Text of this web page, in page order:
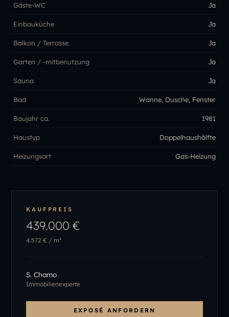
Gäste-WC Ja
Einbauküche Ja
Balkon / Terrasse Ja
Garten / -mitbenutzung Ja
Sauna Ja
Bad Wanne, Dusche, Fenster
Baujahr ca. 1981
Haustyp Doppelhaushälfte
Heizungsart Gas-Heizung
KAUFPREIS
439.000 €
4.572 € / m²
S. Chamo
Immobilienexperte
EXPOSÉ ANFORDERN